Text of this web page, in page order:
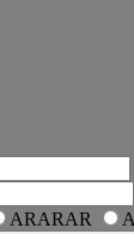
ARARAR